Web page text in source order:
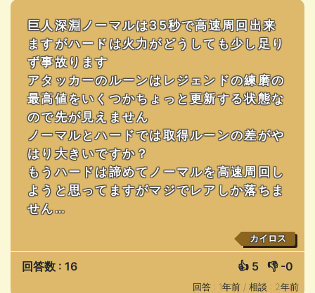
巨人深淵ノーマルは35秒で高速周回出来
ますがハードは火力がどうしても少し足り
ず事故ります
アタッカーのルーンはレジェンドの練磨の
最高値をいくつかちょっと更新する状態な
ので先が見えません
ノーマルとハードでは取得ルーンの差がや
はり大きいですか？
もうハードは諦めてノーマルを高速周回し
ようと思ってますがマジでレアしか落ちま
せん…
カイロス
回答数 : 16 👍 5 👎 -0
回答 : 1年前 / 相談 : 2年前